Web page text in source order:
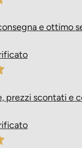
e ottimo
prezzi scontati e